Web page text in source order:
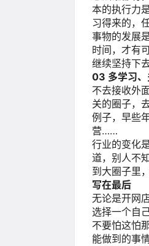
本的执行力
习得来的，
事物的发展
时间，才有
继续坚持下
03 多学习
不去接收外
关的圈子，
例子，早些
营……
行业的变化
道，别人不
到大圈子里
写在最后
无论是开网
选择一个自
不要怕这怕
能做到的事